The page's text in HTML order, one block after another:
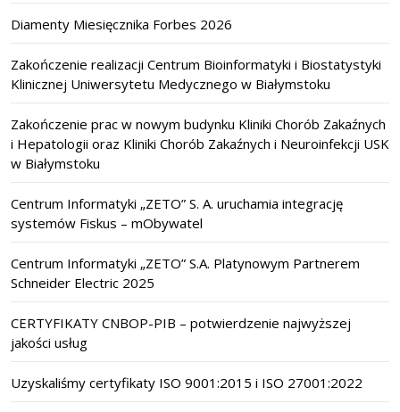
Diamenty Miesięcznika Forbes 2026
Zakończenie realizacji Centrum Bioinformatyki i Biostatystyki
Klinicznej Uniwersytetu Medycznego w Białymstoku
Zakończenie prac w nowym budynku Kliniki Chorób Zakaźnych
i Hepatologii oraz Kliniki Chorób Zakaźnych i Neuroinfekcji USK
w Białymstoku
Centrum Informatyki „ZETO” S. A. uruchamia integrację
systemów Fiskus – mObywatel
Centrum Informatyki „ZETO” S.A. Platynowym Partnerem
Schneider Electric 2025
CERTYFIKATY CNBOP-PIB – potwierdzenie najwyższej
jakości usług
Uzyskaliśmy certyfikaty ISO 9001:2015 i ISO 27001:2022